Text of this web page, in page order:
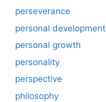
perseverance
personal development
personal growth
personality
perspective
philosophy